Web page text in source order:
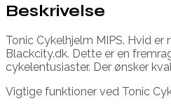
Beskrivelse
Tonic Cykelhjelm MIPS. Hvid
Blackcity.dk. Dette er en
cykelentusiaster. Der ønsker
Vigtige funktioner ved Tonic